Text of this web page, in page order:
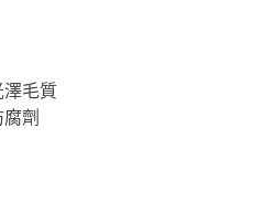
澤毛質
劑